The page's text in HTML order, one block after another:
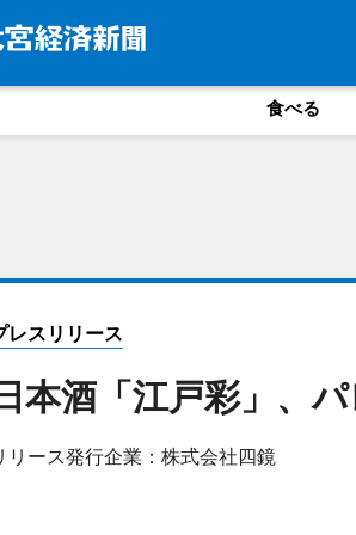
食べる
レスリリース
日本酒「江戸彩」、
リース発行企業：株式会社四鏡